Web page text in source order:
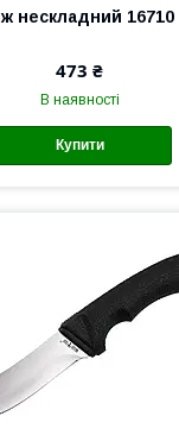
нескладний 16710
473 ₴
В наявності
Купити